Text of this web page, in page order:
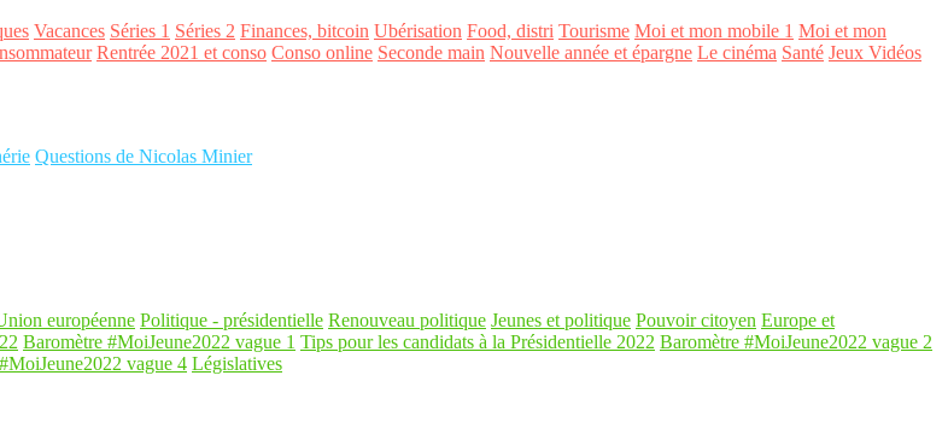
Vacances Séries 1 Séries 2 Finances, bitcoin Ubérisation Food, distri Tourisme Moi et mon mobile 1 Moi et mon
Rentrée 2021 et conso Conso online Seconde main Nouvelle année et épargne Le cinéma Santé Jeux Vidéos
Questions de Nicolas Minier
européenne Politique - présidentielle Renouveau politique Jeunes et politique Pouvoir citoyen Europe et
Baromètre #MoiJeune2022 vague 1 Tips pour les candidats à la Présidentielle 2022 Baromètre #MoiJeune2022 vague 2
vague 4 Législatives